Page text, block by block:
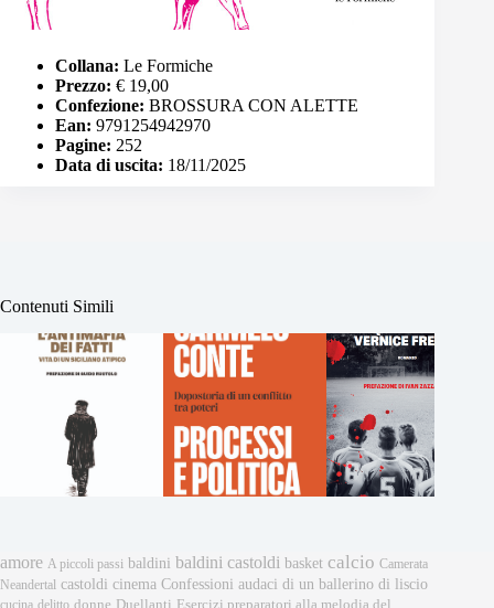
Collana: Le Formiche
Prezzo: € 19,00
Confezione: BROSSURA CON ALETTE
Ean: 9791254942970
Pagine: 252
Data di uscita: 18/11/2025
Contenuti Simili
amore A piccoli passi baldini baldini castoldi basket calcio Camerata
Neandertal castoldi cinema Confessioni audaci di un ballerino di liscio
cucina delitto donne Duellanti Esercizi preparatori alla melodia del